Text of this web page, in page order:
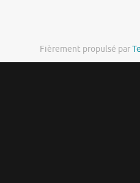
Fièrement propulsé par